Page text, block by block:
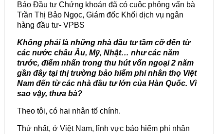
Báo Đầu tư Chứng khoán đã có cuộc phỏng vấn bà
Trần Thị Bảo Ngọc, Giám đốc Khối dịch vụ ngân
hàng đầu tư- VPBS
Không phải là những nhà đầu tư tầm cỡ đến từ
các nước châu Âu, Mỹ, Nhật… như các năm
trước, điểm nhấn trong thu hút vốn ngoại 2 năm
gần đây tại thị trường bảo hiểm phi nhân thọ Việt
Nam đến từ các nhà đầu tư lớn của Hàn Quốc. Vì
sao vậy, thưa bà?
Theo tôi, có hai nhân tố chính.
Thứ nhất, ở Việt Nam, lĩnh vực bảo hiểm phi nhân